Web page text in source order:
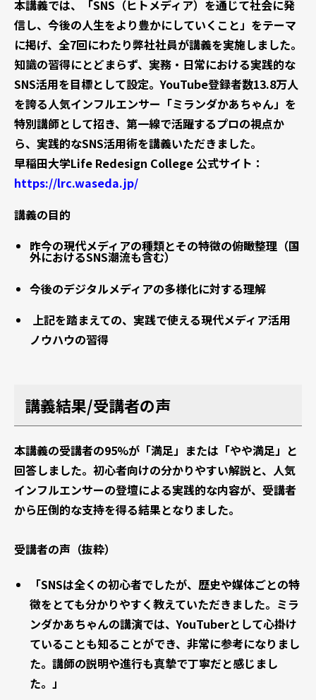
本講義では、「SNS（ヒトメディア）を通じて社会に発
信し、今後の人生をより豊かにしていくこと」をテーマ
に掲げ、全7回にわたり弊社社員が講義を実施しました。
知識の習得にとどまらず、実務・日常における実践的な
SNS活用を目標として設定。YouTube登録者数13.8万人
を誇る人気インフルエンサー「ミランダかあちゃん」を
特別講師として招き、第一線で活躍するプロの視点か
ら、実践的なSNS活用術を講義いただきました。
早稲田大学Life Redesign College 公式サイト：
https://lrc.waseda.jp/
講義の目的
昨今の現代メディアの種類とその特徴の俯瞰整理（国
外におけるSNS潮流も含む）
今後のデジタルメディアの多様化に対する理解
上記を踏まえての、実践で使える現代メディア活用
ノウハウの習得
講義結果/受講者の声
本講義の受講者の95%が「満足」または「やや満足」と
回答しました。初心者向けの分かりやすい解説と、人気
インフルエンサーの登壇による実践的な内容が、受講者
から圧倒的な支持を得る結果となりました。
受講者の声（抜粋）
「SNSは全くの初心者でしたが、歴史や媒体ごとの特
徴をとても分かりやすく教えていただきました。ミラ
ンダかあちゃんの講演では、YouTuberとして心掛け
ていることも知ることができ、非常に参考になりまし
た。講師の説明や進行も真摯で丁寧だと感じまし
た。」